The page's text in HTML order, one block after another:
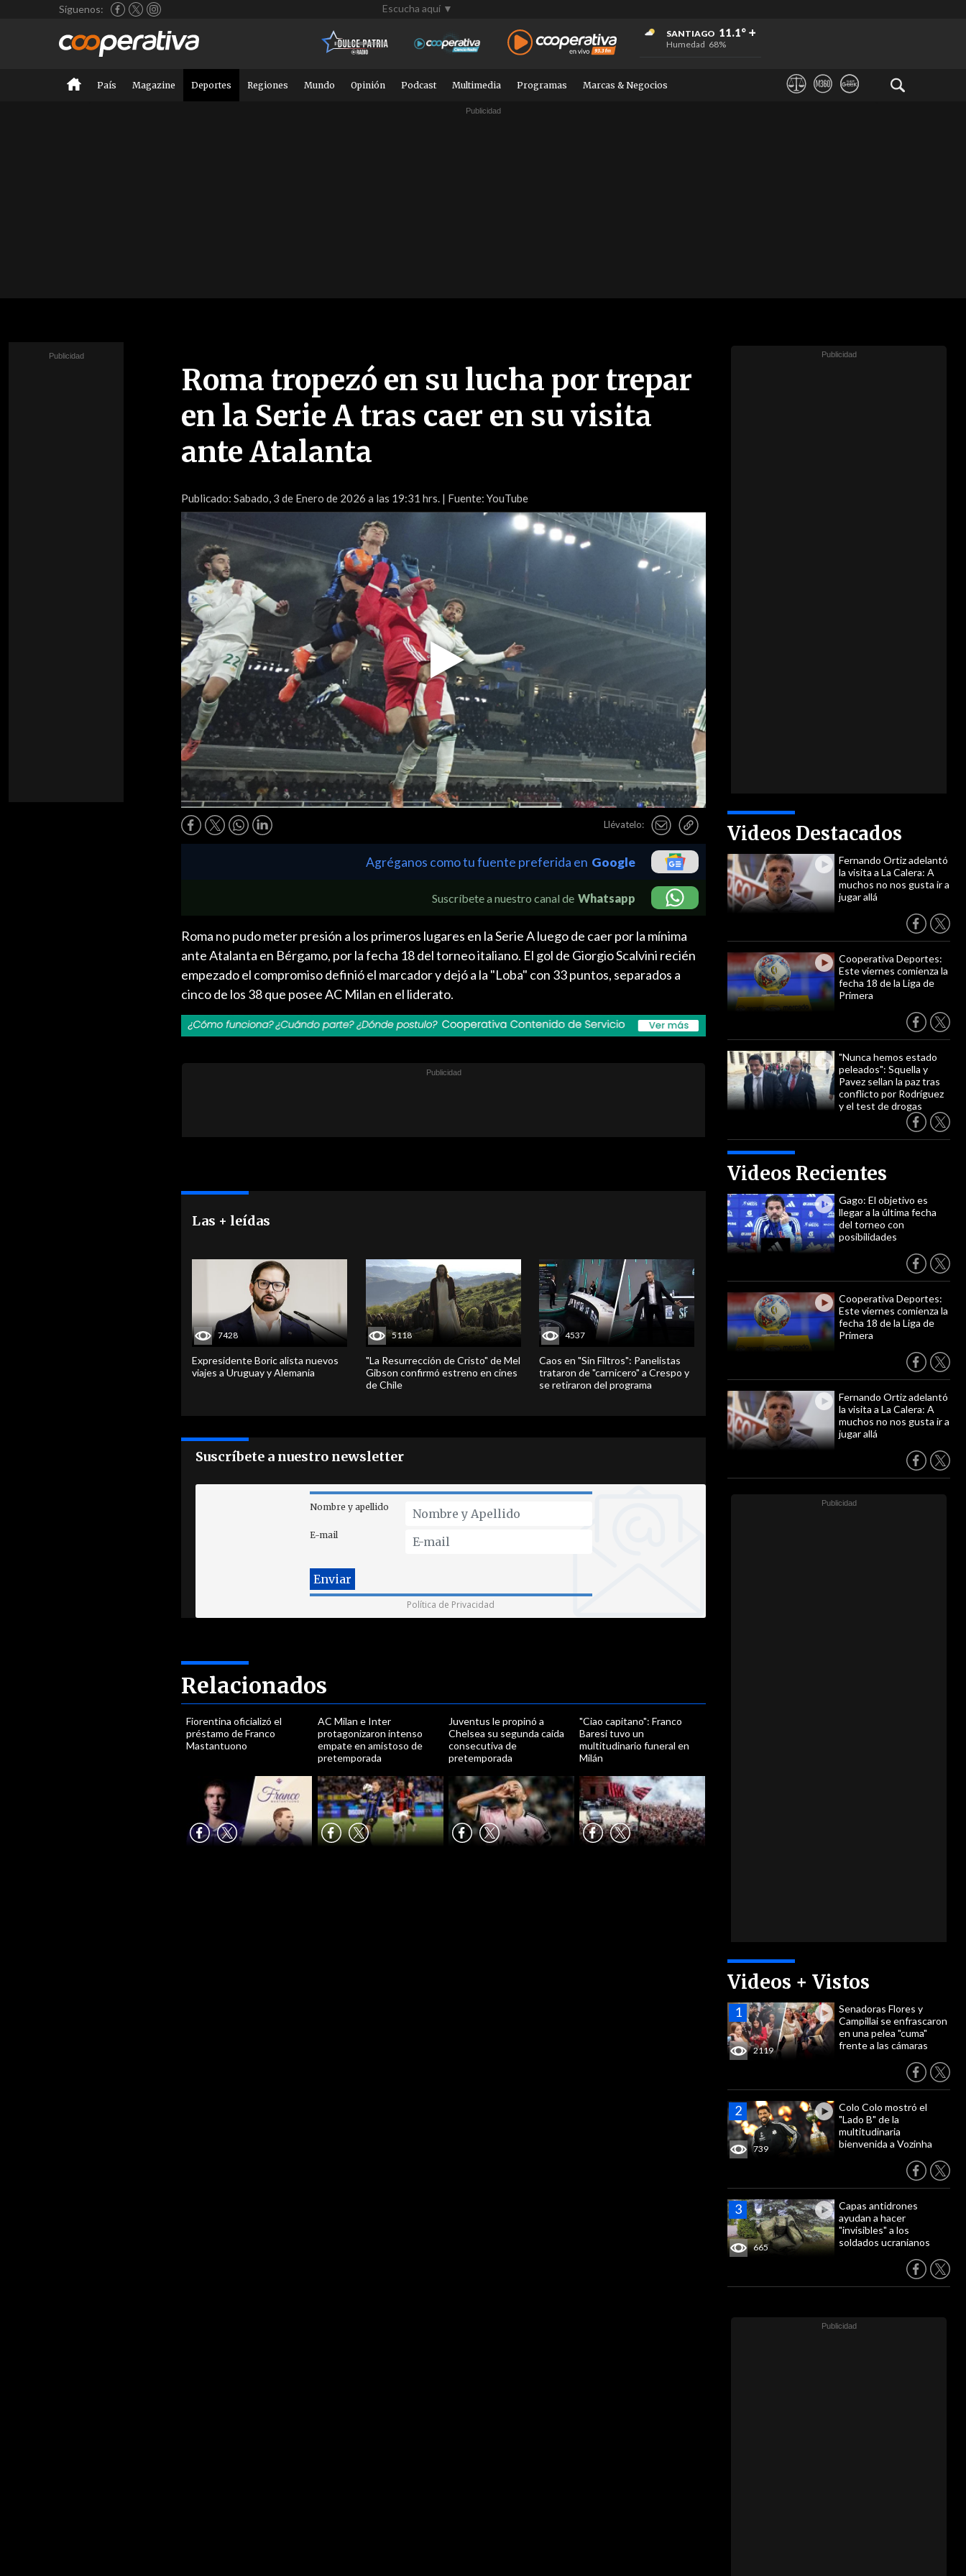
Síguenos: Escucha aquí ▼
SANTIAGO 11.1°
Humedad 68%
+
+
+
País Magazine Deportes Regiones Mundo Opinión Podcast Multimedia Programas Marcas & Negocios
Roma tropezó en su lucha por trepar
en la Serie A tras caer en su visita
ante Atalanta
Publicado: Sabado, 3 de Enero de 2026 a las 19:31 hrs. | Fuente: YouTube
Play
Video
Llévatelo: Videos Destacados
Fernando Ortiz adelantó
la visita a La Calera: A
muchos no nos gusta ir a
jugar allá
Cooperativa Deportes:
Este viernes comienza la
fecha 18 de la Liga de
Primera
"Nunca hemos estado
peleados": Squella y
Pavez sellan la paz tras
conflicto por Rodríguez
y el test de drogas
Videos Recientes
Gago: El objetivo es
llegar a la última fecha
del torneo con
posibilidades
Cooperativa Deportes:
Este viernes comienza la
fecha 18 de la Liga de
Primera
Fernando Ortiz adelantó
la visita a La Calera: A
muchos no nos gusta ir a
jugar allá
Videos + Vistos
2119
Senadoras Flores y
Campillai se enfrascaron
en una pelea "cuma"
frente a las cámaras
739
Colo Colo mostró el
"Lado B" de la
multitudinaria
bienvenida a Vozinha
665
Capas antidrones
ayudan a hacer
"invisibles" a los
soldados ucranianos
Agréganos como tu fuente preferida en Google
Suscríbete a nuestro canal de Whatsapp
Roma no pudo meter presión a los primeros lugares en la Serie A luego de caer por la mínima
ante Atalanta en Bérgamo, por la fecha 18 del torneo italiano. El gol de Giorgio Scalvini recién
empezado el compromiso definió el marcador y dejó a la "Loba" con 33 puntos, separados a
cinco de los 38 que posee AC Milan en el liderato.
Las + leídas
7428
Expresidente Boric alista nuevos
viajes a Uruguay y Alemania
5118
"La Resurrección de Cristo" de Mel
Gibson confirmó estreno en cines
de Chile
4537
Caos en "Sin Filtros": Panelistas
trataron de "carnicero" a Crespo y
se retiraron del programa
Suscríbete a nuestro newsletter
Nombre y apellido
E-mail
Política de Privacidad
Relacionados
Fiorentina oficializó el
préstamo de Franco
Mastantuono
AC Milan e Inter
protagonizaron intenso
empate en amistoso de
pretemporada
Juventus le propinó a
Chelsea su segunda caída
consecutiva de
pretemporada
"Ciao capitano": Franco
Baresi tuvo un
multitudinario funeral en
Milán